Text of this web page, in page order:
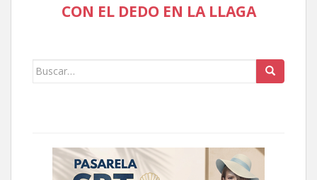
CON EL DEDO EN LA LLAGA
Buscar: